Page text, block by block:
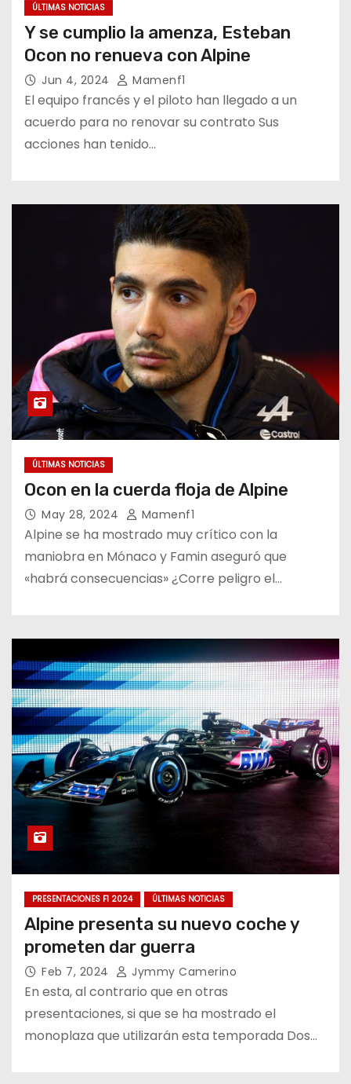
ÚLTIMAS NOTICIAS
Y se cumplio la amenza, Esteban
Ocon no renueva con Alpine
Jun 4, 2024 Mamenf1
El equipo francés y el piloto han llegado a un
acuerdo para no renovar su contrato Sus
acciones han tenido…
ÚLTIMAS NOTICIAS
Ocon en la cuerda floja de Alpine
May 28, 2024 Mamenf1
Alpine se ha mostrado muy crítico con la
maniobra en Mónaco y Famin aseguró que
«habrá consecuencias» ¿Corre peligro el…
PRESENTACIONES F1 2024 ÚLTIMAS NOTICIAS
Alpine presenta su nuevo coche y
prometen dar guerra
Feb 7, 2024 Jymmy Camerino
En esta, al contrario que en otras
presentaciones, si que se ha mostrado el
monoplaza que utilizarán esta temporada Dos…